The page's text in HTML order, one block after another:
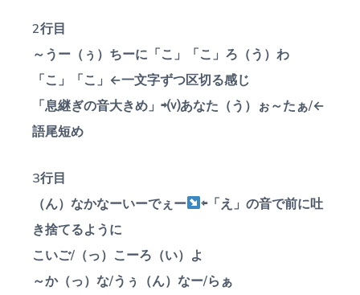
2行目
～うー（ぅ）ちーに「こ」「こ」ろ（う）わ
「こ」「こ」←一文字ずつ区切る感じ
「息継ぎの音大きめ」⇨⒱あなた（う）ぉ～たぁ/←
語尾短め
3行目
（ん）なかなーいーでぇー
⇦「え」の音で前に吐
き捨てるように
こいご/（っ）こーろ（い）よ
～か（っ）な/うぅ（ん）なー/らぁ